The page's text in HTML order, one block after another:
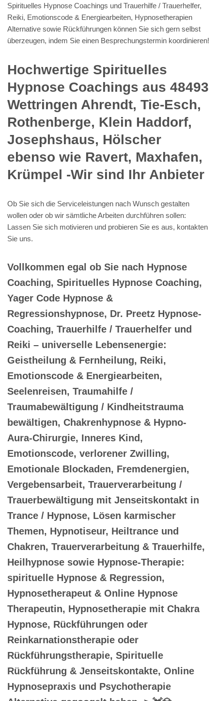
Spirituelles Hypnose Coachings und Trauerhilfe / Trauerhelfer,
Reiki, Emotionscode & Energiearbeiten, Hypnosetherapien
Alternative sowie Rückführungen können Sie sich gern selbst
überzeugen, indem Sie einen Besprechungstermin koordinieren!
Hochwertige Spirituelles
Hypnose Coachings aus 48493
Wettringen Ahrendt, Tie-Esch,
Rothenberge, Klein Haddorf,
Josephshaus, Hölscher
ebenso wie Ravert, Maxhafen,
Krümpel -Wir sind Ihr Anbieter
Ob Sie sich die Serviceleistungen nach Wunsch gestalten
wollen oder ob wir sämtliche Arbeiten durchführen sollen:
Lassen Sie sich motivieren und probieren Sie es aus, kontakten
Sie uns.
Vollkommen egal ob Sie nach Hypnose
Coaching, Spirituelles Hypnose Coaching,
Yager Code Hypnose &
Regressionshypnose, Dr. Preetz Hypnose-
Coaching, Trauerhilfe / Trauerhelfer und
Reiki – universelle Lebensenergie:
Geistheilung & Fernheilung, Reiki,
Emotionscode & Energiearbeiten,
Seelenreisen, Traumahilfe /
Traumabewältigung / Kindheitstrauma
bewältigen, Chakrenhypnose & Hypno-
Aura-Chirurgie, Inneres Kind,
Emotionscode, verlorener Zwilling,
Emotionale Blockaden, Fremdenergien,
Vergebensarbeit, Trauerverarbeitung /
Trauerbewältigung mit Jenseitskontakt in
Trance / Hypnose, Lösen karmischer
Themen, Hypnotiseur, Heiltrance und
Chakren, Trauerverarbeitung & Trauerhilfe,
Heilhypnose sowie Hypnose-Therapie:
spirituelle Hypnose & Regression,
Hypnosetherapeut & Online Hypnose
Therapeutin, Hypnosetherapie mit Chakra
Hypnose, Rückführungen oder
Reinkarnationstherapie oder
Rückführungstherapie, Spirituelle
Rückführung & Jenseitskontakte, Online
Hypnosepraxis und Psychotherapie